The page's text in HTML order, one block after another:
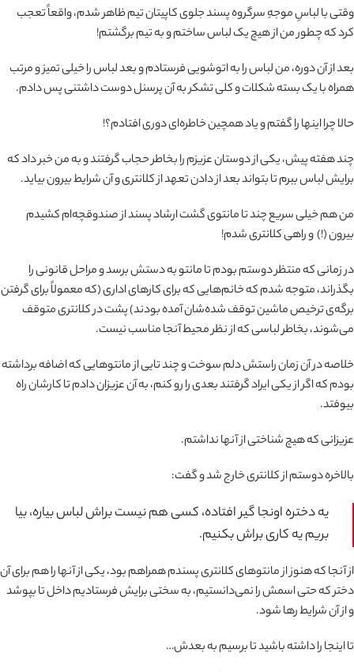
وقتی با لباسِ موجهِ سرگروه پسند جلوی کاپیتان تیم ظاهر شدم، واقعاً تعجب
کرد که چطور من از هیچ یک لباس ساختم و به تیم برگشتم!
بعد از آن دوره، من لباس را به اتوشویی فرستادم و بعد لباس را خیلی تمیز و مرتب
همراه با یک بسته شکلات و کلی تشکر به آن پرسنل دوست داشتنی پس دادم.
حالا چرا اینها را گفتم و یاد همچین خاطره‌ای دوری افتادم؟!
چند هفته پیش، یکی از دوستان عزیزم را بخاطر حجاب گرفتند و به من خبر داد که
برایش لباس ببرم تا بتواند بعد از دادن تعهد از کلانتری و آن شرایط بیرون بیاید.
من هم خیلی سریع چند تا مانتوی گشت ارشاد پسند از صندوقچه‌ام کشیدم
بیرون (!) و راهی کلانتری شدم!
در زمانی که منتظر دوستم بودم تا مانتو به دستش برسد و مراحل قانونی را
بگذراند، متوجه شدم که خانم‌هایی که برای کارهای اداری (که معمولاً برای گرفتن
برگه‌ی ترخیص ماشین توقف شده‌شان آمده بودند) پشت در کلانتری متوقف
می‌شوند، بخاطر لباسی که از نظر محیط آنجا مناسب نیست.
خلاصه در آن زمان راستش دلم سوخت و چند تایی از مانتوهایی که اضافه برداشته
بودم که اگر از یکی ایراد گرفتند بعدی را رو کنم، به آن عزیزان دادم تا کارشان راه
بیوفتد.
عزیزانی که هیچ شناختی از آنها نداشتم.
بالاخره دوستم از کلانتری خارج شد و گفت:
یه دختره اونجا گیر افتاده، کسی هم نیست براش لباس بیاره، بیا
بریم یه کاری براش بکنیم.
از آنجا که هنوز از مانتوهای کلانتری پسندم همراهم بود، یکی از آنها را هم برای آن
دختر که حتی اسمش را نمی‌دانستیم، به سختی برایش فرستادیم داخل تا بپوشد
و از آن شرایط رها شود.
تا اینجا را داشته باشید تا برسیم به بعدش…